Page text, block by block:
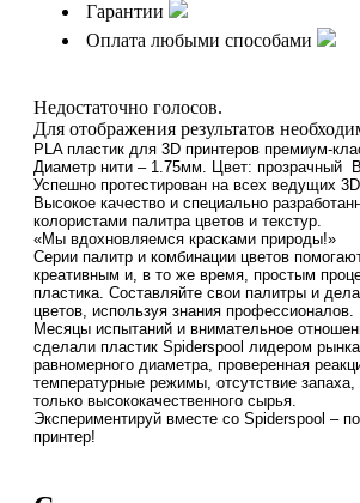
Гарантии
Оплата любыми способами
Недостаточно голосов.
Для отображения результатов
PLA пластик для 3D принтеров премиум-
Диаметр нити – 1.75мм. Цвет: прозрачный
Успешно протестирован на всех ведущих
Высокое качество и специально
колористами палитра цветов и текстур.
«Мы вдохновляемся красками природы!»
Серии палитр и комбинации цветов
креативным и, в то же время, простым
пластика. Составляйте свои палитры и
цветов, используя знания профессионалов.
Месяцы испытаний и внимательное
сделали пластик Spiderspool лидером
равномерного диаметра, проверенная
температурные режимы, отсутствие запаха,
только высококачественного сырья.
Экспериментируй вместе со Spiderspool –
принтер!